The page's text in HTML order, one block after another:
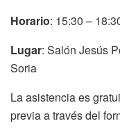
Horario: 15:30 –
Lugar: Salón Jesús
Soria
La asistencia es
previa a través del